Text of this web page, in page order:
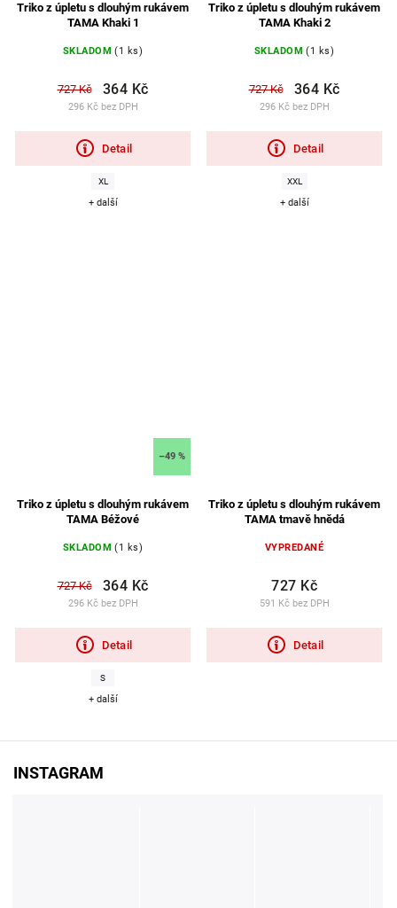
Triko z úpletu s dlouhým rukávem
TAMA Khaki 1
SKLADOM (1 ks)
296 Kč bez DPH
727 Kč 364 Kč
Detail
XL
+ další
Triko z úpletu s dlouhým rukávem
TAMA Khaki 2
SKLADOM (1 ks)
296 Kč bez DPH
727 Kč 364 Kč
Detail
XXL
+ další
–49 %
Triko z úpletu s dlouhým rukávem
TAMA Béžové
SKLADOM (1 ks)
296 Kč bez DPH
727 Kč 364 Kč
Detail
S
+ další
Triko z úpletu s dlouhým rukávem
TAMA tmavě hnědá
VYPREDANÉ
591 Kč bez DPH
727 Kč
Detail
INSTAGRAM